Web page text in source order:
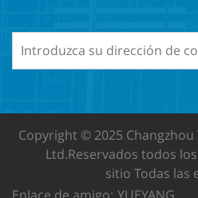
Copyright © 2025 Changzhou
Ltd.Reservados todos
sitio Todas las